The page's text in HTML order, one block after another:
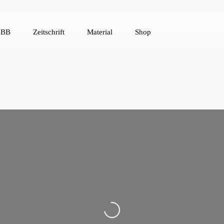
Zeitschrift Material Shop
Loading...